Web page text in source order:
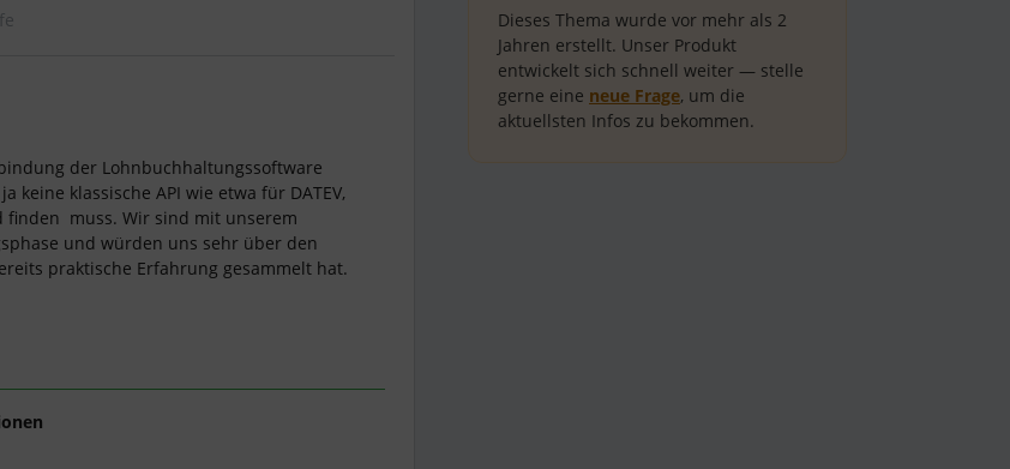
der Lohnbuchhaltungssoftware
keine klassische API wie etwa für DATEV,
finden muss. Wir sind mit unserem
und würden uns sehr über den
praktische Erfahrung gesammelt hat.
Dieses Thema wurde vor mehr als 2
Jahren erstellt. Unser Produkt
entwickelt sich schnell weiter — stelle
gerne eine neue Frage, um die
aktuellsten Infos zu bekommen.